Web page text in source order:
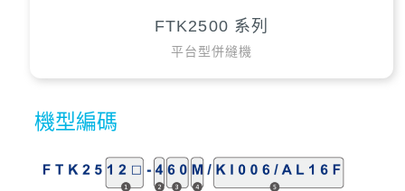
FTK2500 系列
平台型併縫機
機型編碼